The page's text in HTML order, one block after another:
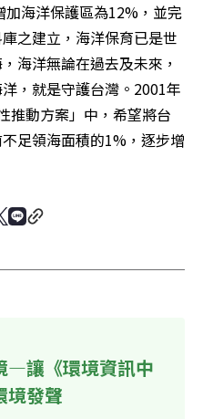
海洋保護區為12%，並完
之建立，海洋保育已是世
海洋無論在過去及未來，
，就是守護台灣。2001年
推動方案」中，希望將台
足領海面積的1%，逐步增
—讓《環境資訊中
境發聲